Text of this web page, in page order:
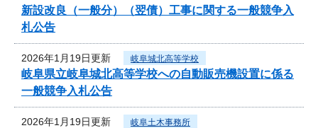
新設改良（一般分）（翌債）工事に関する一般競争入
札公告
2026年1月19日更新 岐阜城北高等学校
岐阜県立岐阜城北高等学校への自動販売機設置に係る
一般競争入札公告
2026年1月19日更新 岐阜土木事務所